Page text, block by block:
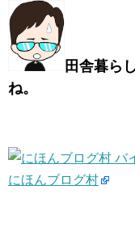
田舎暮ら
ね。
にほんブログ村